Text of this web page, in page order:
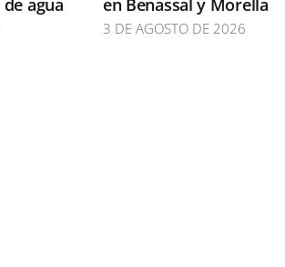
agua
en Benassal y Morella
3 DE AGOSTO DE 2026